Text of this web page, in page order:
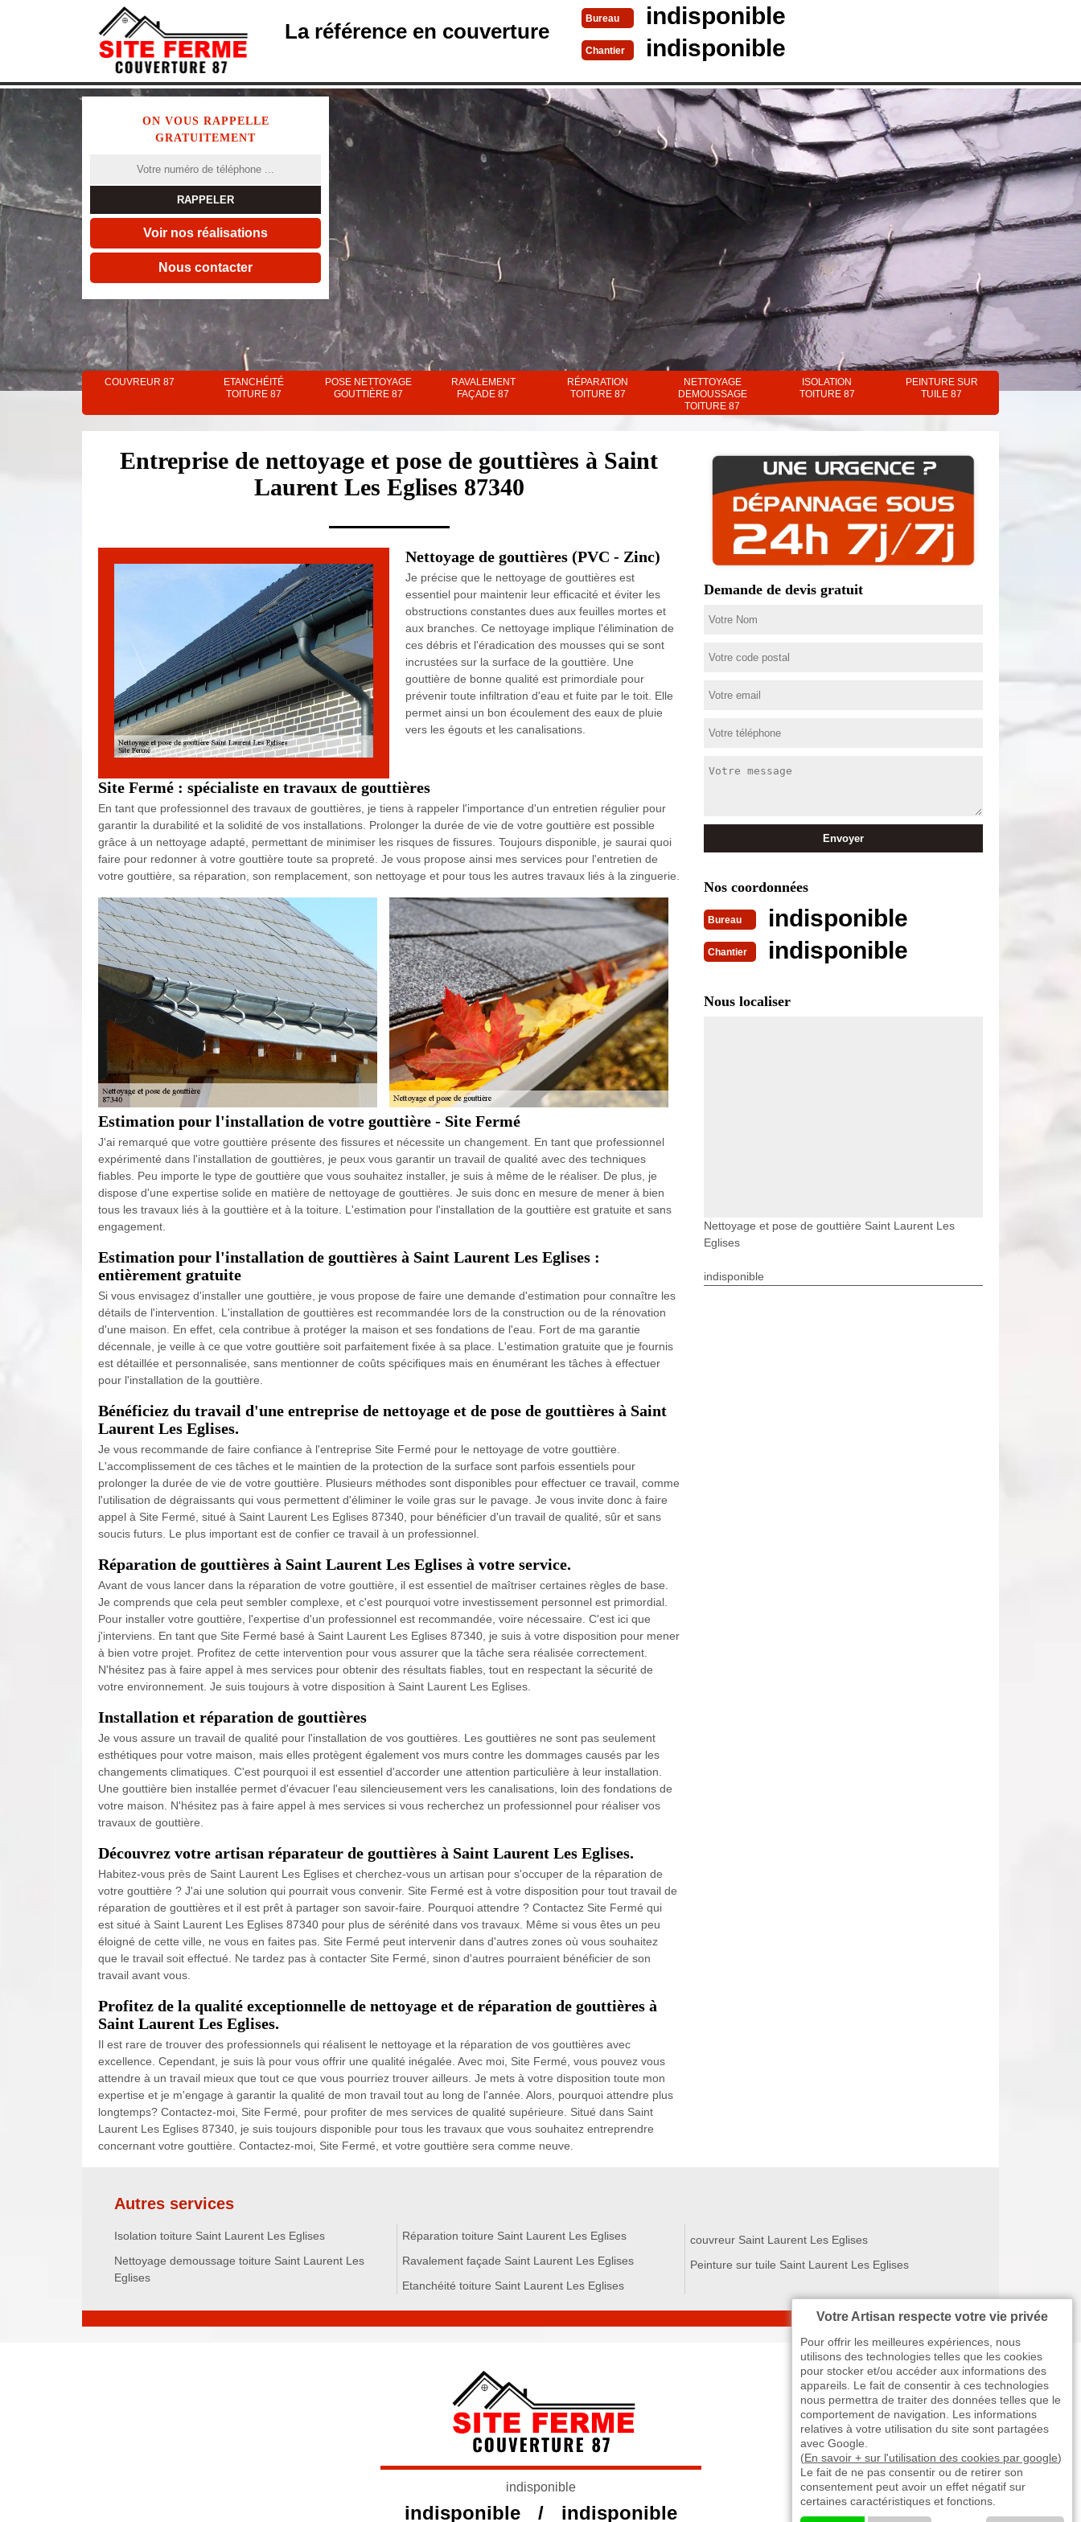
La référence en couverture
Bureau indisponible
Chantier indisponible
ON VOUS RAPPELLE
GRATUITEMENT
Voir nos réalisations
Nous contacter
COUVREUR 87
ETANCHÉITÉ
TOITURE 87
POSE NETTOYAGE
GOUTTIÈRE 87
RAVALEMENT
FAÇADE 87
RÉPARATION
TOITURE 87
NETTOYAGE
DEMOUSSAGE
TOITURE 87
ISOLATION
TOITURE 87
PEINTURE SUR
TUILE 87
Entreprise de nettoyage et pose de gouttières à Saint
Laurent Les Eglises 87340
Nettoyage de gouttières (PVC - Zinc)
Je précise que le nettoyage de gouttières est
essentiel pour maintenir leur efficacité et éviter les
obstructions constantes dues aux feuilles mortes et
aux branches. Ce nettoyage implique l'élimination de
ces débris et l'éradication des mousses qui se sont
incrustées sur la surface de la gouttière. Une
gouttière de bonne qualité est primordiale pour
prévenir toute infiltration d'eau et fuite par le toit. Elle
permet ainsi un bon écoulement des eaux de pluie
vers les égouts et les canalisations.
Site Fermé : spécialiste en travaux de gouttières
En tant que professionnel des travaux de gouttières, je tiens à rappeler l'importance d'un entretien régulier pour
garantir la durabilité et la solidité de vos installations. Prolonger la durée de vie de votre gouttière est possible
grâce à un nettoyage adapté, permettant de minimiser les risques de fissures. Toujours disponible, je saurai quoi
faire pour redonner à votre gouttière toute sa propreté. Je vous propose ainsi mes services pour l'entretien de
votre gouttière, sa réparation, son remplacement, son nettoyage et pour tous les autres travaux liés à la zinguerie.
Estimation pour l'installation de votre gouttière - Site Fermé
J'ai remarqué que votre gouttière présente des fissures et nécessite un changement. En tant que professionnel
expérimenté dans l'installation de gouttières, je peux vous garantir un travail de qualité avec des techniques
fiables. Peu importe le type de gouttière que vous souhaitez installer, je suis à même de le réaliser. De plus, je
dispose d'une expertise solide en matière de nettoyage de gouttières. Je suis donc en mesure de mener à bien
tous les travaux liés à la gouttière et à la toiture. L'estimation pour l'installation de la gouttière est gratuite et sans
engagement.
Estimation pour l'installation de gouttières à Saint Laurent Les Eglises :
entièrement gratuite
Si vous envisagez d'installer une gouttière, je vous propose de faire une demande d'estimation pour connaître les
détails de l'intervention. L'installation de gouttières est recommandée lors de la construction ou de la rénovation
d'une maison. En effet, cela contribue à protéger la maison et ses fondations de l'eau. Fort de ma garantie
décennale, je veille à ce que votre gouttière soit parfaitement fixée à sa place. L'estimation gratuite que je fournis
est détaillée et personnalisée, sans mentionner de coûts spécifiques mais en énumérant les tâches à effectuer
pour l'installation de la gouttière.
Bénéficiez du travail d'une entreprise de nettoyage et de pose de gouttières à Saint
Laurent Les Eglises.
Je vous recommande de faire confiance à l'entreprise Site Fermé pour le nettoyage de votre gouttière.
L'accomplissement de ces tâches et le maintien de la protection de la surface sont parfois essentiels pour
prolonger la durée de vie de votre gouttière. Plusieurs méthodes sont disponibles pour effectuer ce travail, comme
l'utilisation de dégraissants qui vous permettent d'éliminer le voile gras sur le pavage. Je vous invite donc à faire
appel à Site Fermé, situé à Saint Laurent Les Eglises 87340, pour bénéficier d'un travail de qualité, sûr et sans
soucis futurs. Le plus important est de confier ce travail à un professionnel.
Réparation de gouttières à Saint Laurent Les Eglises à votre service.
Avant de vous lancer dans la réparation de votre gouttière, il est essentiel de maîtriser certaines règles de base.
Je comprends que cela peut sembler complexe, et c'est pourquoi votre investissement personnel est primordial.
Pour installer votre gouttière, l'expertise d'un professionnel est recommandée, voire nécessaire. C'est ici que
j'interviens. En tant que Site Fermé basé à Saint Laurent Les Eglises 87340, je suis à votre disposition pour mener
à bien votre projet. Profitez de cette intervention pour vous assurer que la tâche sera réalisée correctement.
N'hésitez pas à faire appel à mes services pour obtenir des résultats fiables, tout en respectant la sécurité de
votre environnement. Je suis toujours à votre disposition à Saint Laurent Les Eglises.
Installation et réparation de gouttières
Je vous assure un travail de qualité pour l'installation de vos gouttières. Les gouttières ne sont pas seulement
esthétiques pour votre maison, mais elles protègent également vos murs contre les dommages causés par les
changements climatiques. C'est pourquoi il est essentiel d'accorder une attention particulière à leur installation.
Une gouttière bien installée permet d'évacuer l'eau silencieusement vers les canalisations, loin des fondations de
votre maison. N'hésitez pas à faire appel à mes services si vous recherchez un professionnel pour réaliser vos
travaux de gouttière.
Découvrez votre artisan réparateur de gouttières à Saint Laurent Les Eglises.
Habitez-vous près de Saint Laurent Les Eglises et cherchez-vous un artisan pour s'occuper de la réparation de
votre gouttière ? J'ai une solution qui pourrait vous convenir. Site Fermé est à votre disposition pour tout travail de
réparation de gouttières et il est prêt à partager son savoir-faire. Pourquoi attendre ? Contactez Site Fermé qui
est situé à Saint Laurent Les Eglises 87340 pour plus de sérénité dans vos travaux. Même si vous êtes un peu
éloigné de cette ville, ne vous en faites pas. Site Fermé peut intervenir dans d'autres zones où vous souhaitez
que le travail soit effectué. Ne tardez pas à contacter Site Fermé, sinon d'autres pourraient bénéficier de son
travail avant vous.
Profitez de la qualité exceptionnelle de nettoyage et de réparation de gouttières à
Saint Laurent Les Eglises.
Il est rare de trouver des professionnels qui réalisent le nettoyage et la réparation de vos gouttières avec
excellence. Cependant, je suis là pour vous offrir une qualité inégalée. Avec moi, Site Fermé, vous pouvez vous
attendre à un travail mieux que tout ce que vous pourriez trouver ailleurs. Je mets à votre disposition toute mon
expertise et je m'engage à garantir la qualité de mon travail tout au long de l'année. Alors, pourquoi attendre plus
longtemps? Contactez-moi, Site Fermé, pour profiter de mes services de qualité supérieure. Situé dans Saint
Laurent Les Eglises 87340, je suis toujours disponible pour tous les travaux que vous souhaitez entreprendre
concernant votre gouttière. Contactez-moi, Site Fermé, et votre gouttière sera comme neuve.
Demande de devis gratuit
Nos coordonnées
Bureau indisponible
Chantier indisponible
Nous localiser
Nettoyage et pose de gouttière Saint Laurent Les
Eglises
indisponible
Autres services
Isolation toiture Saint Laurent Les Eglises
Nettoyage demoussage toiture Saint Laurent Les
Eglises
Réparation toiture Saint Laurent Les Eglises
Ravalement façade Saint Laurent Les Eglises
Etanchéité toiture Saint Laurent Les Eglises
couvreur Saint Laurent Les Eglises
Peinture sur tuile Saint Laurent Les Eglises
indisponible
indisponible / indisponible
Votre Artisan respecte votre vie privée
Pour offrir les meilleures expériences, nous
utilisons des technologies telles que les cookies
pour stocker et/ou accéder aux informations des
appareils. Le fait de consentir à ces technologies
nous permettra de traiter des données telles que le
comportement de navigation. Les informations
relatives à votre utilisation du site sont partagées
avec Google.
(En savoir + sur l'utilisation des cookies par google)
Le fait de ne pas consentir ou de retirer son
consentement peut avoir un effet négatif sur
certaines caractéristiques et fonctions.